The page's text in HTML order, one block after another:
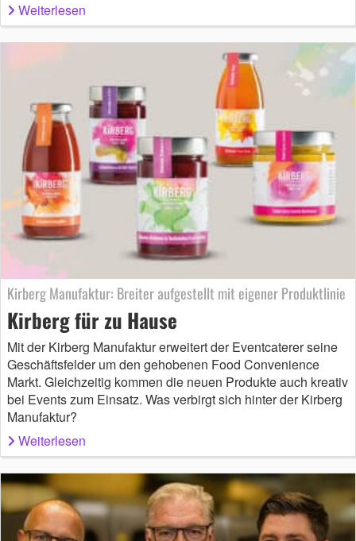
Weiterlesen
Kirberg Manufaktur: Breiter aufgestellt mit eigener Produktlinie
Kirberg für zu Hause
Mit der Kirberg Manufaktur erweitert der Eventcaterer seine
Geschäftsfelder um den gehobenen Food Convenience
Markt. Gleichzeitig kommen die neuen Produkte auch kreativ
bei Events zum Einsatz. Was verbirgt sich hinter der Kirberg
Manufaktur?
Weiterlesen